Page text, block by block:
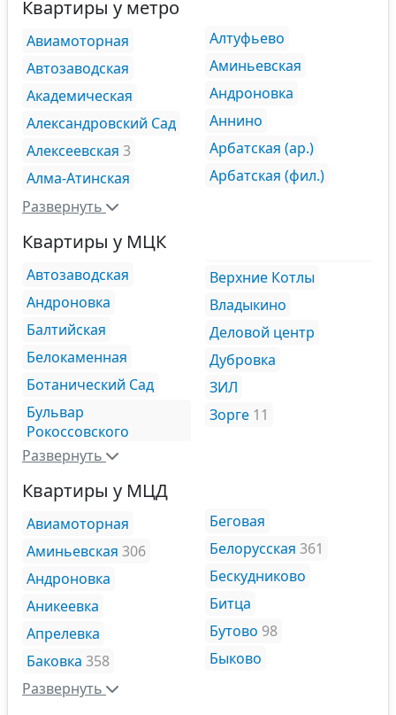
Квартиры у метро
Авиамоторная
Автозаводская
Академическая
Александровский Сад
Алексеевская 3
Алма-Атинская
Алтуфьево
Аминьевская
Андроновка
Аннино
Арбатская (ар.)
Арбатская (фил.)
Развернуть
Квартиры у МЦК
Автозаводская
Андроновка
Балтийская
Белокаменная
Ботанический Сад
Бульвар
Рокоссовского
Верхние Котлы
Владыкино
Деловой центр
Дубровка
ЗИЛ
Зорге 11
Развернуть
Квартиры у МЦД
Авиамоторная
Аминьевская 306
Андроновка
Аникеевка
Апрелевка
Баковка 358
Беговая
Белорусская 361
Бескудниково
Битца
Бутово 98
Быково
Развернуть